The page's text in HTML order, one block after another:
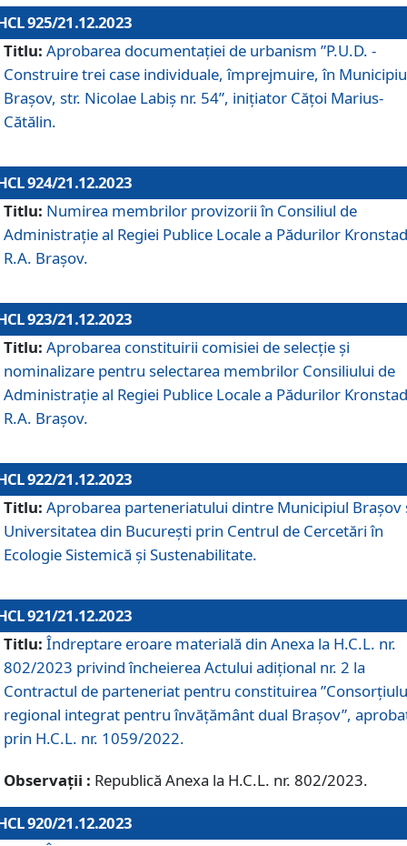
925/21.12.2023
Titlu: Aprobarea documentaţiei de urbanism ”P.U.D. -
Construire trei case individuale, împrejmuire, în
Brașov, str. Nicolae Labiș nr. 54”, inițiator Cățoi Marius-
Cătălin.
924/21.12.2023
Titlu: Numirea membrilor provizorii în Consiliul de
Administraţie al Regiei Publice Locale a Pădurilor
R.A. Brașov.
923/21.12.2023
Titlu: Aprobarea constituirii comisiei de selecție și
nominalizare pentru selectarea membrilor Consiliului de
Administrație al Regiei Publice Locale a Pădurilor
R.A. Brașov.
922/21.12.2023
Titlu: Aprobarea parteneriatului dintre Municipiul Brașov
Universitatea din București prin Centrul de Cercetări în
Ecologie Sistemică și Sustenabilitate.
921/21.12.2023
Titlu: Îndreptare eroare materială din Anexa la H.C.L. nr.
802/2023 privind încheierea Actului adițional nr. 2 la
Contractul de parteneriat pentru constituirea
regional integrat pentru învățământ dual Brașov”,
prin H.C.L. nr. 1059/2022.
Observații : Republică Anexa la H.C.L. nr. 802/2023.
920/21.12.2023